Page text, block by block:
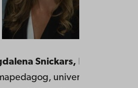
Snickars, PeM,
universitetslärare